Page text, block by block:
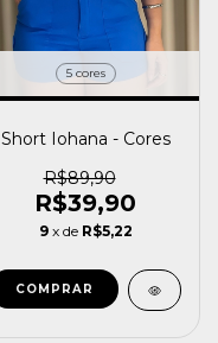
5 cores
Short Iohana - Cores
R$89,90
R$39,90
9 x de R$5,22
COMPRAR